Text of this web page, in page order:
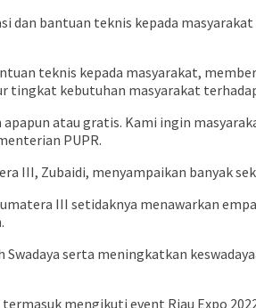
bantuan teknis kepada
teknis kepada masyarakat,
tingkat kebutuhan masyarakat
atau gratis. Kami ingin
PUPR.
III, Zubaidi, menyampaikan banyak
III setidaknya menawarkan
serta meningkatkan
mengikuti event Riau Expo